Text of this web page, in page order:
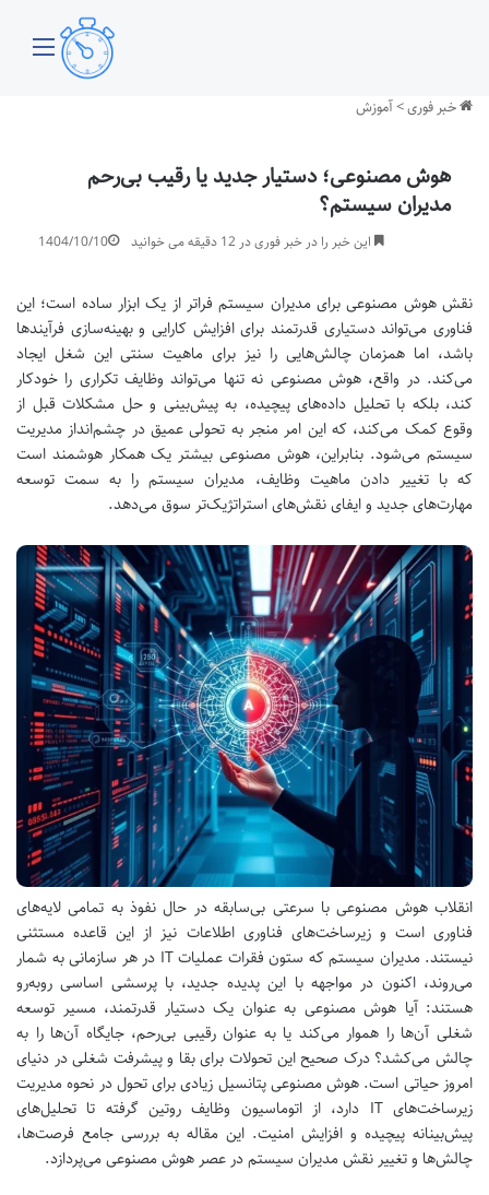
خبر فوری>آموزش
هوش مصنوعی؛ دستیار جدید یا رقیب بی‌رحم
مدیران سیستم؟
1404/10/10 این خبر را در خبر فوری در 12 دقیقه می خوانید
نقش هوش مصنوعی برای مدیران سیستم فراتر از یک ابزار ساده است؛ این
فناوری می‌تواند دستیاری قدرتمند برای افزایش کارایی و بهینه‌سازی فرآیندها
باشد، اما همزمان چالش‌هایی را نیز برای ماهیت سنتی این شغل ایجاد
می‌کند. در واقع، هوش مصنوعی نه تنها می‌تواند وظایف تکراری را خودکار
کند، بلکه با تحلیل داده‌های پیچیده، به پیش‌بینی و حل مشکلات قبل از
وقوع کمک می‌کند، که این امر منجر به تحولی عمیق در چشم‌انداز مدیریت
سیستم می‌شود. بنابراین، هوش مصنوعی بیشتر یک همکار هوشمند است
که با تغییر دادن ماهیت وظایف، مدیران سیستم را به سمت توسعه
مهارت‌های جدید و ایفای نقش‌های استراتژیک‌تر سوق می‌دهد.
انقلاب هوش مصنوعی با سرعتی بی‌سابقه در حال نفوذ به تمامی لایه‌های
فناوری است و زیرساخت‌های فناوری اطلاعات نیز از این قاعده مستثنی
نیستند. مدیران سیستم که ستون فقرات عملیات IT در هر سازمانی به شمار
می‌روند، اکنون در مواجهه با این پدیده جدید، با پرسشی اساسی روبه‌رو
هستند: آیا هوش مصنوعی به عنوان یک دستیار قدرتمند، مسیر توسعه
شغلی آن‌ها را هموار می‌کند یا به عنوان رقیبی بی‌رحم، جایگاه آن‌ها را به
چالش می‌کشد؟ درک صحیح این تحولات برای بقا و پیشرفت شغلی در دنیای
امروز حیاتی است. هوش مصنوعی پتانسیل زیادی برای تحول در نحوه مدیریت
زیرساخت‌های IT دارد، از اتوماسیون وظایف روتین گرفته تا تحلیل‌های
پیش‌بینانه پیچیده و افزایش امنیت. این مقاله به بررسی جامع فرصت‌ها،
چالش‌ها و تغییر نقش مدیران سیستم در عصر هوش مصنوعی می‌پردازد.